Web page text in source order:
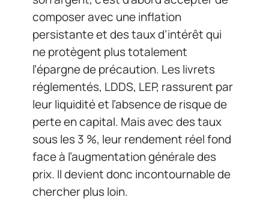
composer avec une inflation
persistante et des taux d’intérêt qui
ne protègent plus totalement
l’épargne de précaution. Les livrets
réglementés, LDDS, LEP, rassurent par
leur liquidité et l’absence de risque de
perte en capital. Mais avec des taux
sous les 3 %, leur rendement réel fond
face à l’augmentation générale des
prix. Il devient donc incontournable de
chercher plus loin.